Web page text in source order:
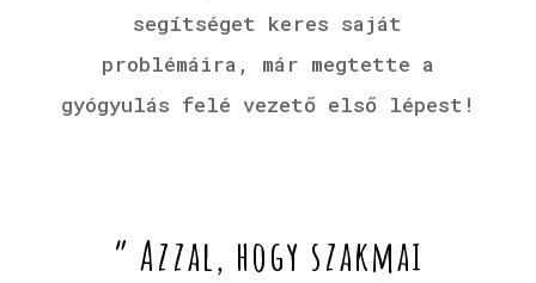
segítséget keres saját
problémáira, már megtette a
gyógyulás felé vezető első lépest!
” Azzal, hogy szakmai